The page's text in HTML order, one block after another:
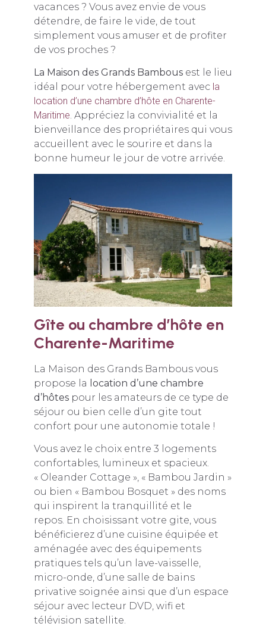
vacances ? Vous avez envie de vous
détendre, de faire le vide, de tout
simplement vous amuser et de profiter
de vos proches ?
La Maison des Grands Bambousest le lieu
idéal pour votre hébergement avec la
location d’une chambre d’hôte en Charente-
Maritime. Appréciez la convivialité et la
bienveillance des propriétaires qui vous
accueillent avec le sourire et dans la
bonne humeur le jour de votre arrivée.
Gîte ou chambre d’hôte en
Charente-Maritime
La Maison des Grands Bambous vous
propose la location d’une chambre
d’hôtespour les amateurs de ce type de
séjour ou bien celle d’un gite tout
confort pour une autonomie totale !
Vous avez le choix entre 3 logements
confortables, lumineux et spacieux.
« Oleander Cottage », « Bambou Jardin »
ou bien « Bambou Bosquet » des noms
qui inspirent la tranquillité et le
repos. En choisissant votre gite, vous
bénéficierez d’une cuisine équipée et
aménagée avec des équipements
pratiques tels qu’un lave-vaisselle,
micro-onde, d’une salle de bains
privative soignée ainsi que d’un espace
séjour avec lecteur DVD, wifi et
télévision satellite.